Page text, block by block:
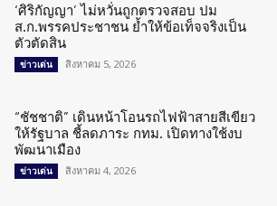
‘ศิริกัญญา’ ไม่หวั่นถูกตรวจสอบ ปม
ส.ก.พรรคประชาชน ย้ำให้ข้อเท็จจริงเป็น
ตัวตัดสิน
ข่าวเด่น สิงหาคม 5, 2026
“ชัชชาติ” เดินหน้าโอนรถไฟฟ้าสายสีเขียว
ให้รัฐบาล ชี้ลดภาระ กทม. เปิดทางใช้งบ
พัฒนาเมือง
ข่าวเด่น สิงหาคม 4, 2026